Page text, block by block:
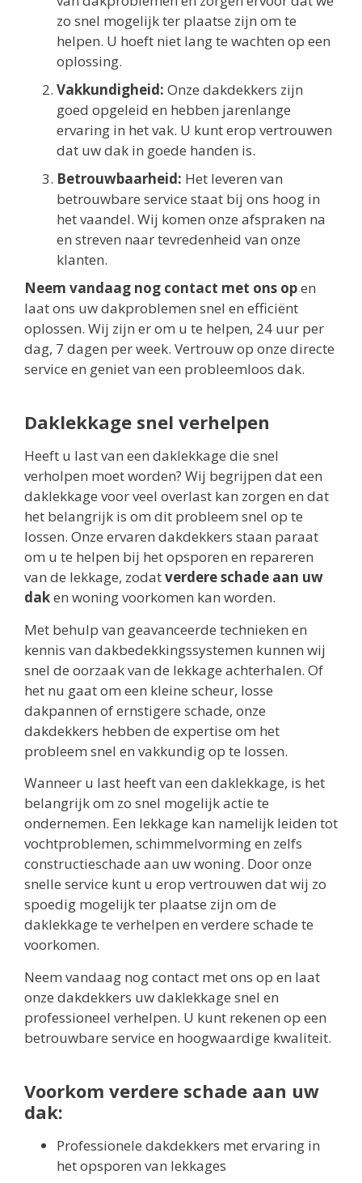
zo snel mogelijk ter plaatse zijn om te
helpen. U hoeft niet lang te wachten op een
oplossing.
Vakkundigheid: Onze dakdekkers zijn
goed opgeleid en hebben jarenlange
ervaring in het vak. U kunt erop vertrouwen
dat uw dak in goede handen is.
Betrouwbaarheid: Het leveren van
betrouwbare service staat bij ons hoog in
het vaandel. Wij komen onze afspraken na
en streven naar tevredenheid van onze
klanten.
Neem vandaag nog contact met ons open
laat ons uw dakproblemen snel en efficiënt
oplossen. Wij zijn er om u te helpen, 24 uur per
dag, 7 dagen per week. Vertrouw op onze directe
service en geniet van een probleemloos dak.
Daklekkage snel verhelpen
Heeft u last van een daklekkage die snel
verholpen moet worden? Wij begrijpen dat een
daklekkage voor veel overlast kan zorgen en dat
het belangrijk is om dit probleem snel op te
lossen. Onze ervaren dakdekkers staan paraat
om u te helpen bij het opsporen en repareren
van de lekkage, zodatverdere schade aan uw
daken woning voorkomen kan worden.
Met behulp van geavanceerde technieken en
kennis van dakbedekkingssystemen kunnen wij
snel de oorzaak van de lekkage achterhalen. Of
het nu gaat om een kleine scheur, losse
dakpannen of ernstigere schade, onze
dakdekkers hebben de expertise om het
probleem snel en vakkundig op te lossen.
Wanneer u last heeft van een daklekkage, is het
belangrijk om zo snel mogelijk actie te
ondernemen. Een lekkage kan namelijk leiden tot
vochtproblemen, schimmelvorming en zelfs
constructieschade aan uw woning. Door onze
snelle service kunt u erop vertrouwen dat wij zo
spoedig mogelijk ter plaatse zijn om de
daklekkage te verhelpen en verdere schade te
voorkomen.
Neem vandaag nog contact met ons op en laat
onze dakdekkers uw daklekkage snel en
professioneel verhelpen. U kunt rekenen op een
betrouwbare service en hoogwaardige kwaliteit.
Voorkom verdere schade aan uw
dak:
Professionele dakdekkers met ervaring in
het opsporen van lekkages